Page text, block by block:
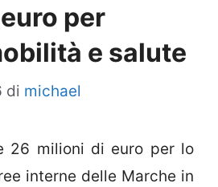
per
e salute
di michael
26 milioni di euro per lo
interne delle Marche in